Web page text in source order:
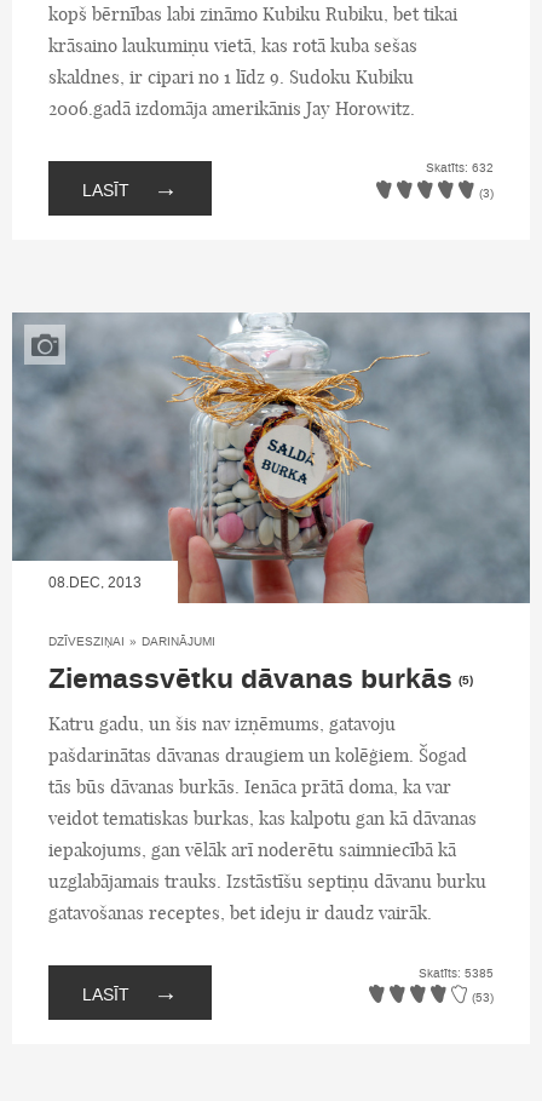
kopš bērnības labi zināmo Kubiku Rubiku, bet tikai
krāsaino laukumiņu vietā, kas rotā kuba sešas
skaldnes, ir cipari no 1 līdz 9. Sudoku Kubiku
2006.gadā izdomāja amerikānis Jay Horowitz.
LASĪT →
Skatīts: 632
(3)
08.DEC, 2013
DZĪVESZIŅAI » DARINĀJUMI
Ziemassvētku dāvanas burkās (5)
Katru gadu, un šis nav izņēmums, gatavoju
pašdarinātas dāvanas draugiem un kolēģiem. Šogad
tās būs dāvanas burkās. Ienāca prātā doma, ka var
veidot tematiskas burkas, kas kalpotu gan kā dāvanas
iepakojums, gan vēlāk arī noderētu saimniecībā kā
uzglabājamais trauks. Izstāstīšu septiņu dāvanu burku
gatavošanas receptes, bet ideju ir daudz vairāk.
LASĪT →
Skatīts: 5385
(53)